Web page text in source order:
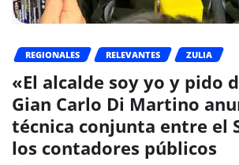
REGIONALES RELEVANTES ZULIA
«El alcalde soy yo y pido
Gian Carlo Di Martino
técnica conjunta entre el
los contadores públicos